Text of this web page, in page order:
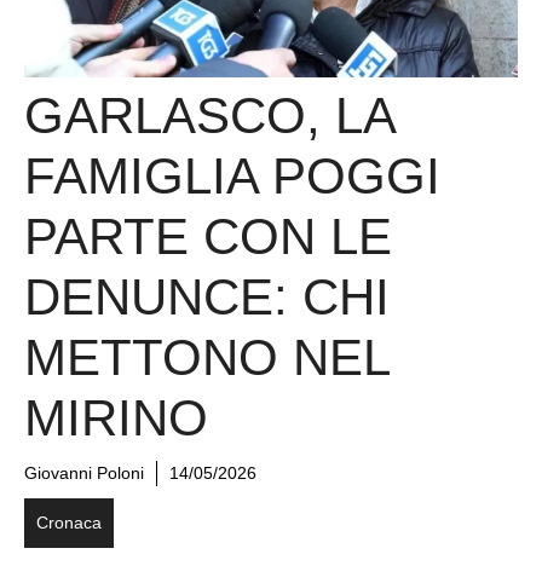
GARLASCO, LA
FAMIGLIA POGGI
PARTE CON LE
DENUNCE: CHI
METTONO NEL
MIRINO
Giovanni Poloni 14/05/2026
Cronaca